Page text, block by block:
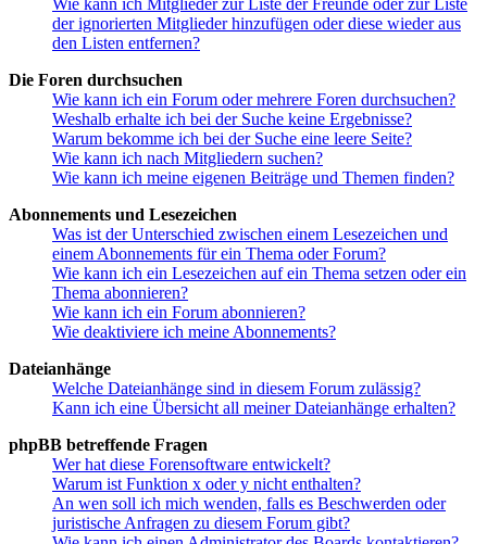
Wie kann ich Mitglieder zur Liste der Freunde oder zur Liste
der ignorierten Mitglieder hinzufügen oder diese wieder aus
den Listen entfernen?
Die Foren durchsuchen
Wie kann ich ein Forum oder mehrere Foren durchsuchen?
Weshalb erhalte ich bei der Suche keine Ergebnisse?
Warum bekomme ich bei der Suche eine leere Seite?
Wie kann ich nach Mitgliedern suchen?
Wie kann ich meine eigenen Beiträge und Themen finden?
Abonnements und Lesezeichen
Was ist der Unterschied zwischen einem Lesezeichen und
einem Abonnements für ein Thema oder Forum?
Wie kann ich ein Lesezeichen auf ein Thema setzen oder ein
Thema abonnieren?
Wie kann ich ein Forum abonnieren?
Wie deaktiviere ich meine Abonnements?
Dateianhänge
Welche Dateianhänge sind in diesem Forum zulässig?
Kann ich eine Übersicht all meiner Dateianhänge erhalten?
phpBB betreffende Fragen
Wer hat diese Forensoftware entwickelt?
Warum ist Funktion x oder y nicht enthalten?
An wen soll ich mich wenden, falls es Beschwerden oder
juristische Anfragen zu diesem Forum gibt?